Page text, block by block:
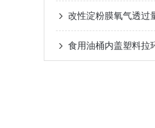
改性淀粉膜氧气透过